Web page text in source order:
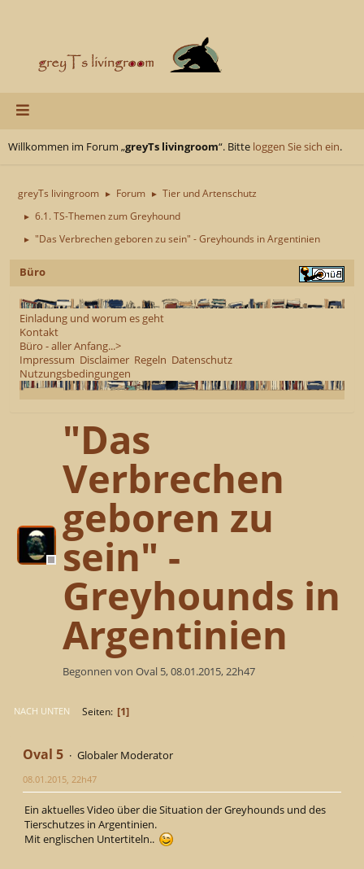
Willkommen im Forum „greyTs livingroom“. Bitte loggen Sie sich ein.
greyTs livingroom ► Forum ► Tier und Artenschutz
► 6.1. TS-Themen zum Greyhound
► "Das Verbrechen geboren zu sein" - Greyhounds in Argentinien
Büro
Einladung und worum es geht
Kontakt
Büro - aller Anfang...>
Impressum Disclaimer Regeln Datenschutz
Nutzungsbedingungen
"Das
Verbrechen
geboren zu
sein" -
Greyhounds in
Argentinien
Begonnen von Oval 5, 08.01.2015, 22h47
NACH UNTEN Seiten 1
Oval 5 Globaler Moderator
08.01.2015, 22h47
Ein aktuelles Video über die Situation der Greyhounds und des
Tierschutzes in Argentinien.
Mit englischen Untertiteln..